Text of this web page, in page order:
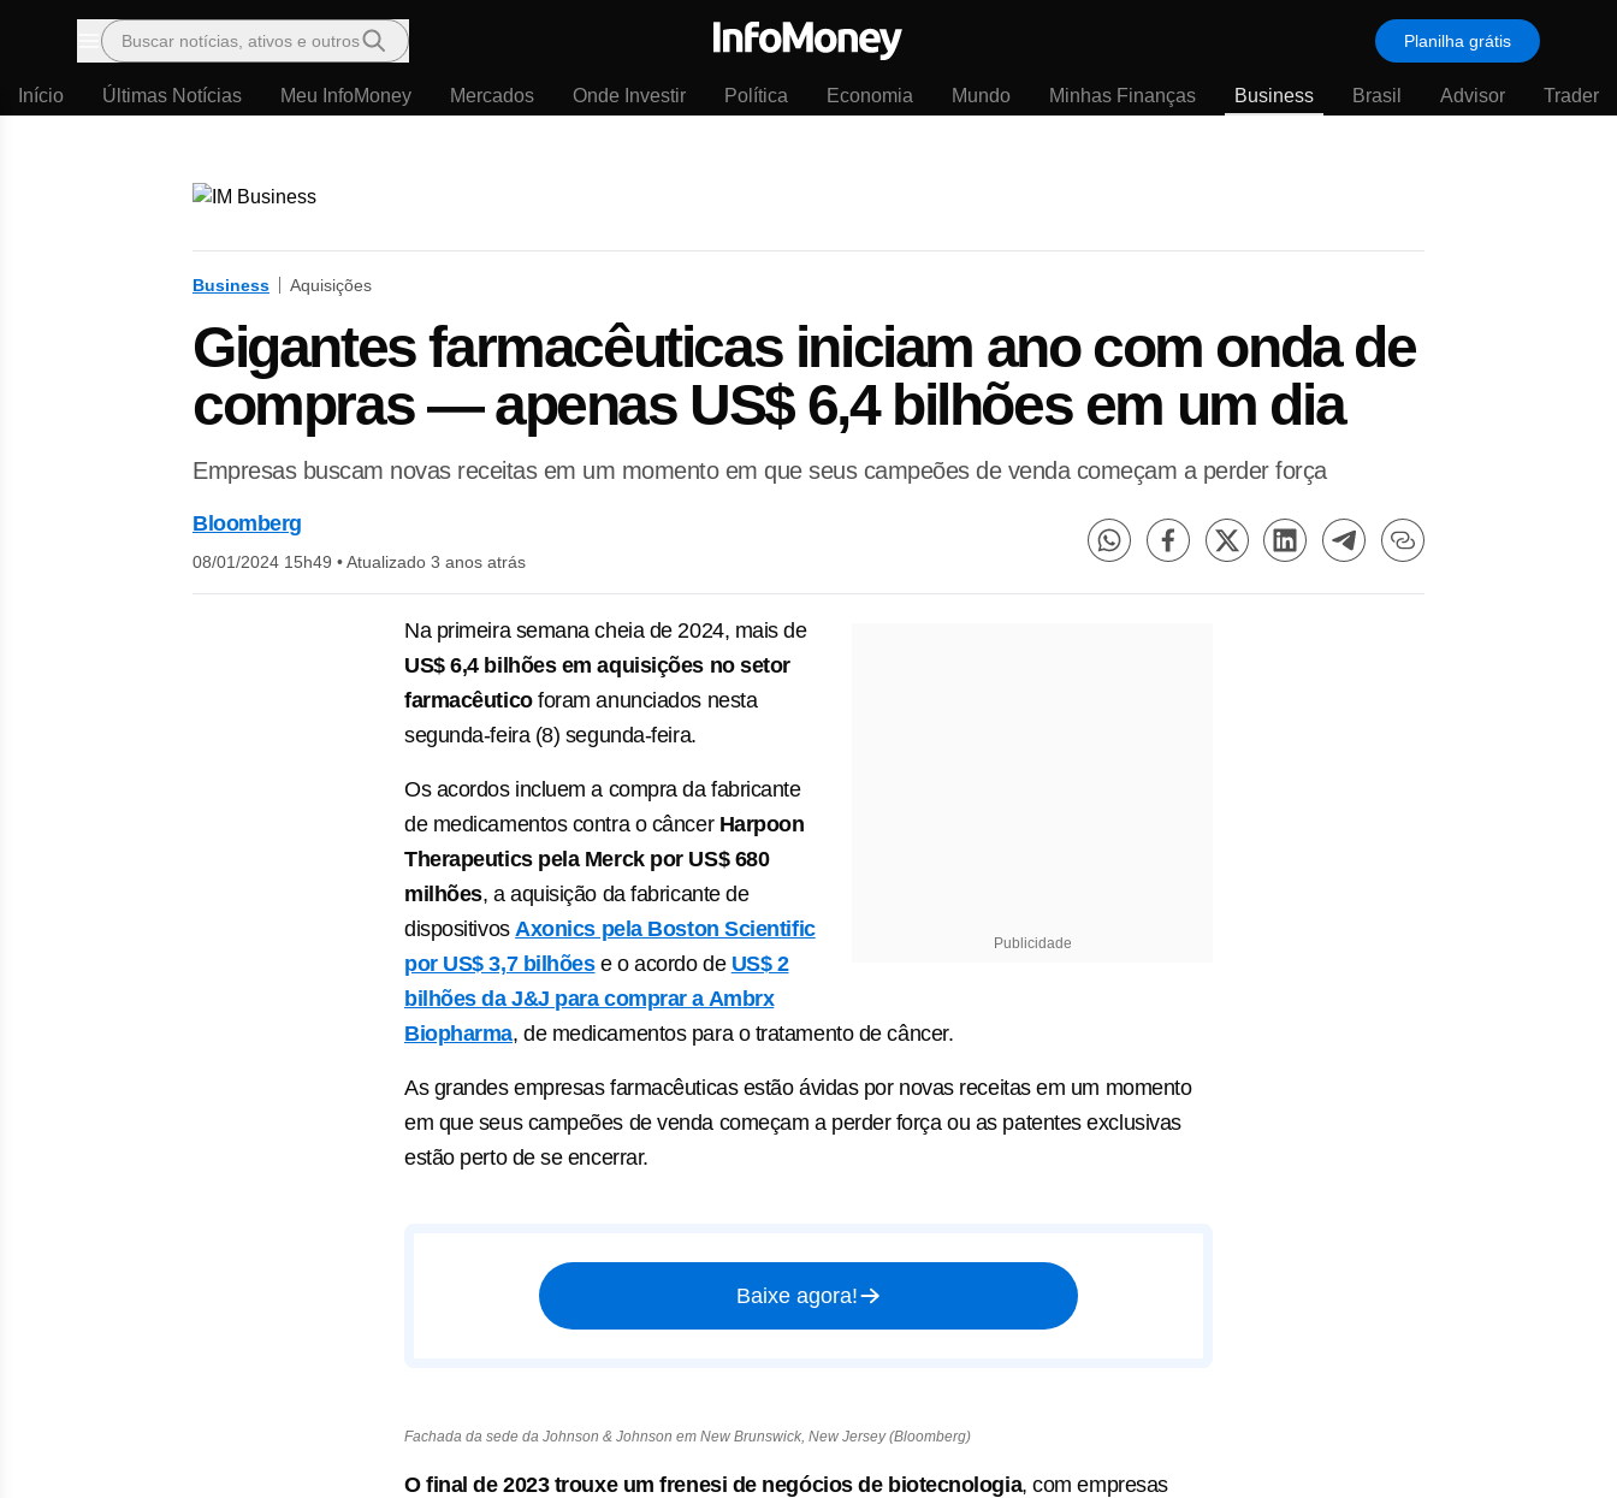
Menu
Buscar notícias, ativos e outros Planilha grátis
Início Últimas Notícias Meu InfoMoney Mercados Onde Investir Política Economia Mundo Minhas Finanças Business Brasil Advisor Trader
Business Aquisições
Gigantes farmacêuticas iniciam ano com onda de
compras — apenas US$ 6,4 bilhões em um dia
Empresas buscam novas receitas em um momento em que seus campeões de venda começam a perder força
Bloomberg
08/01/2024 15h49 •Atualizado 3 anos atrás
Publicidade
Na primeira semana cheia de 2024, mais de
US$ 6,4 bilhões em aquisições no setor
farmacêuticoforam anunciados nesta
segunda-feira (8) segunda-feira.
Os acordos incluem a compra da fabricante
de medicamentos contra o câncer Harpoon
Therapeutics pela Merck por US$ 680
milhões, a aquisição da fabricante de
dispositivosAxonics pela Boston Scientific
por US$ 3,7 bilhõese o acordo de US$ 2
bilhões da J&J para comprar a Ambrx
Biopharma, de medicamentos para o tratamento de câncer.
As grandes empresas farmacêuticas estão ávidas por novas receitas em um momento
em que seus campeões de venda começam a perder força ou as patentes exclusivas
estão perto de se encerrar.
Baixe agora!
Fachada da sede da Johnson & Johnson em New Brunswick, New Jersey (Bloomberg)
O final de 2023 trouxe um frenesi de negócios de biotecnologia, com empresas